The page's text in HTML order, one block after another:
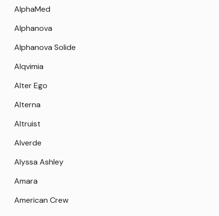
AlphaMed
Alphanova
Alphanova Solide
Alqvimia
Alter Ego
Alterna
Altruist
Alverde
Alyssa Ashley
Amara
American Crew